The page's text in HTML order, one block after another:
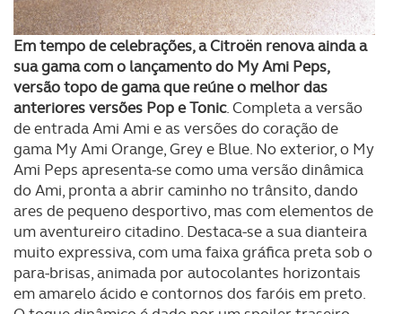
Em tempo de celebrações, a Citroën renova ainda a
sua gama com o lançamento do My Ami Peps,
versão topo de gama que reúne o melhor das
anteriores versões Pop e Tonic. Completa a versão
de entrada Ami Ami e as versões do coração de
gama My Ami Orange, Grey e Blue. No exterior, o My
Ami Peps apresenta-se como uma versão dinâmica
do Ami, pronta a abrir caminho no trânsito, dando
ares de pequeno desportivo, mas com elementos de
um aventureiro citadino. Destaca-se a sua dianteira
muito expressiva, com uma faixa gráfica preta sob o
para-brisas, animada por autocolantes horizontais
em amarelo ácido e contornos dos faróis em preto.